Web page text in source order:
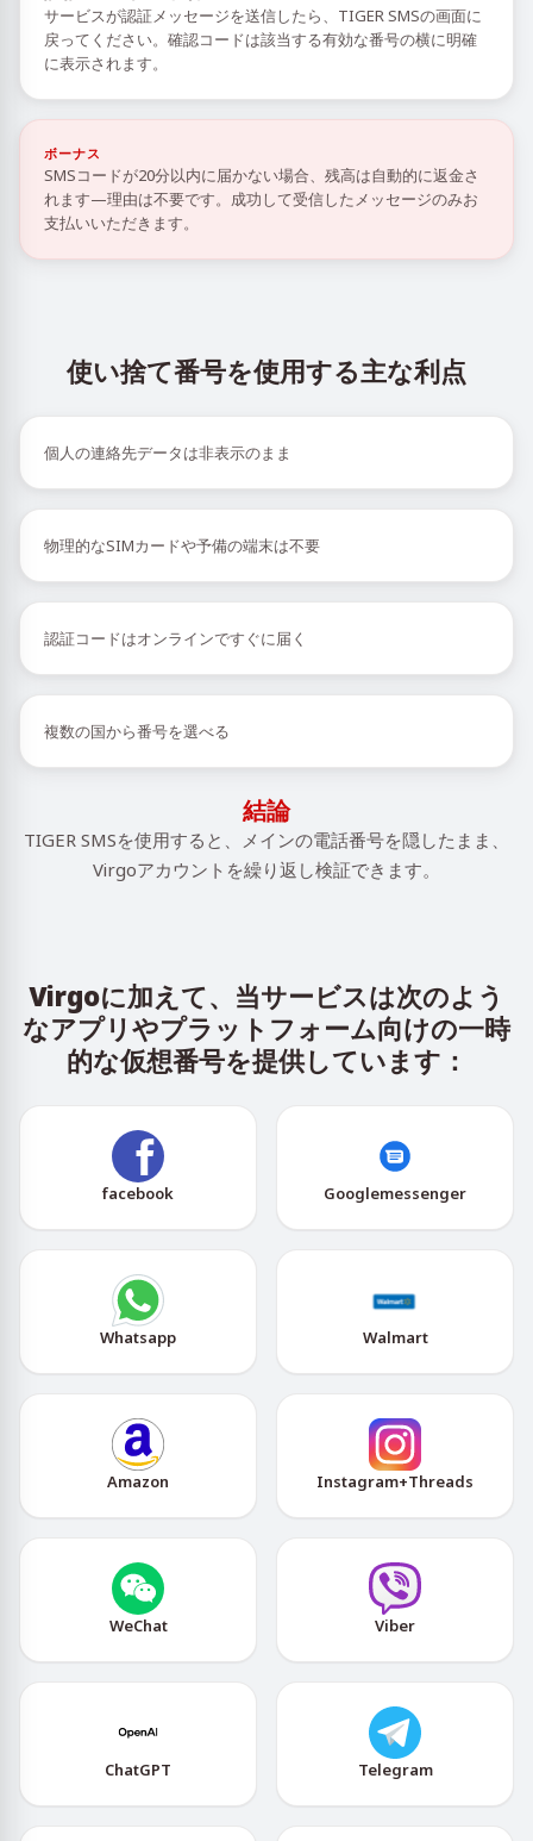
サービスが認証メッセージを送信したら、TIGER SMSの画面に
戻ってください。確認コードは該当する有効な番号の横に明確
に表示されます。
ボーナス
SMSコードが20分以内に届かない場合、残高は自動的に返金さ
れます—理由は不要です。成功して受信したメッセージのみお
支払いいただきます。
使い捨て番号を使用する主な利点
個人の連絡先データは非表示のまま
物理的なSIMカードや予備の端末は不要
認証コードはオンラインですぐに届く
複数の国から番号を選べる
結論
TIGER SMSを使用すると、メインの電話番号を隠したまま、
Virgoアカウントを繰り返し検証できます。
Virgoに加えて、当サービスは次のよう
なアプリやプラットフォーム向けの一時
的な仮想番号を提供しています：
facebook Googlemessenger
Whatsapp Walmart
Amazon Instagram+Threads
WeChat Viber
ChatGPT Telegram